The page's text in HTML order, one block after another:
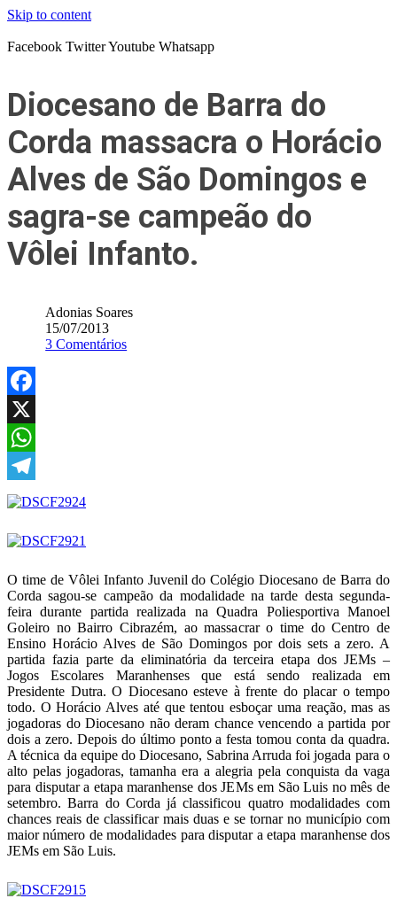
Skip to content
Facebook TwitterYoutube Whatsapp
Diocesano de Barra do
Corda massacra o Horácio
Alves de São Domingos e
sagra-se campeão do
Vôlei Infanto.
Adonias Soares
15/07/2013
3 Comentários
Facebook
X
WhatsApp
Telegram
O time de Vôlei Infanto Juvenil do Colégio Diocesano de Barra do
Corda sagou-se campeão da modalidade na tarde desta segunda-
feira durante partida realizada na Quadra Poliesportiva Manoel
Goleiro no Bairro Cibrazém, ao massacrar o time do Centro de
Ensino Horácio Alves de São Domingos por dois sets a zero. A
partida fazia parte da eliminatória da terceira etapa dos JEMs –
Jogos Escolares Maranhenses que está sendo realizada em
Presidente Dutra. O Diocesano esteve à frente do placar o tempo
todo. O Horácio Alves até que tentou esboçar uma reação, mas as
jogadoras do Diocesano não deram chance vencendo a partida por
dois a zero. Depois do último ponto a festa tomou conta da quadra.
A técnica da equipe do Diocesano, Sabrina Arruda foi jogada para o
alto pelas jogadoras, tamanha era a alegria pela conquista da vaga
para disputar a etapa maranhense dos JEMs em São Luis no mês de
setembro. Barra do Corda já classificou quatro modalidades com
chances reais de classificar mais duas e se tornar no município com
maior número de modalidades para disputar a etapa maranhense dos
JEMs em São Luis.